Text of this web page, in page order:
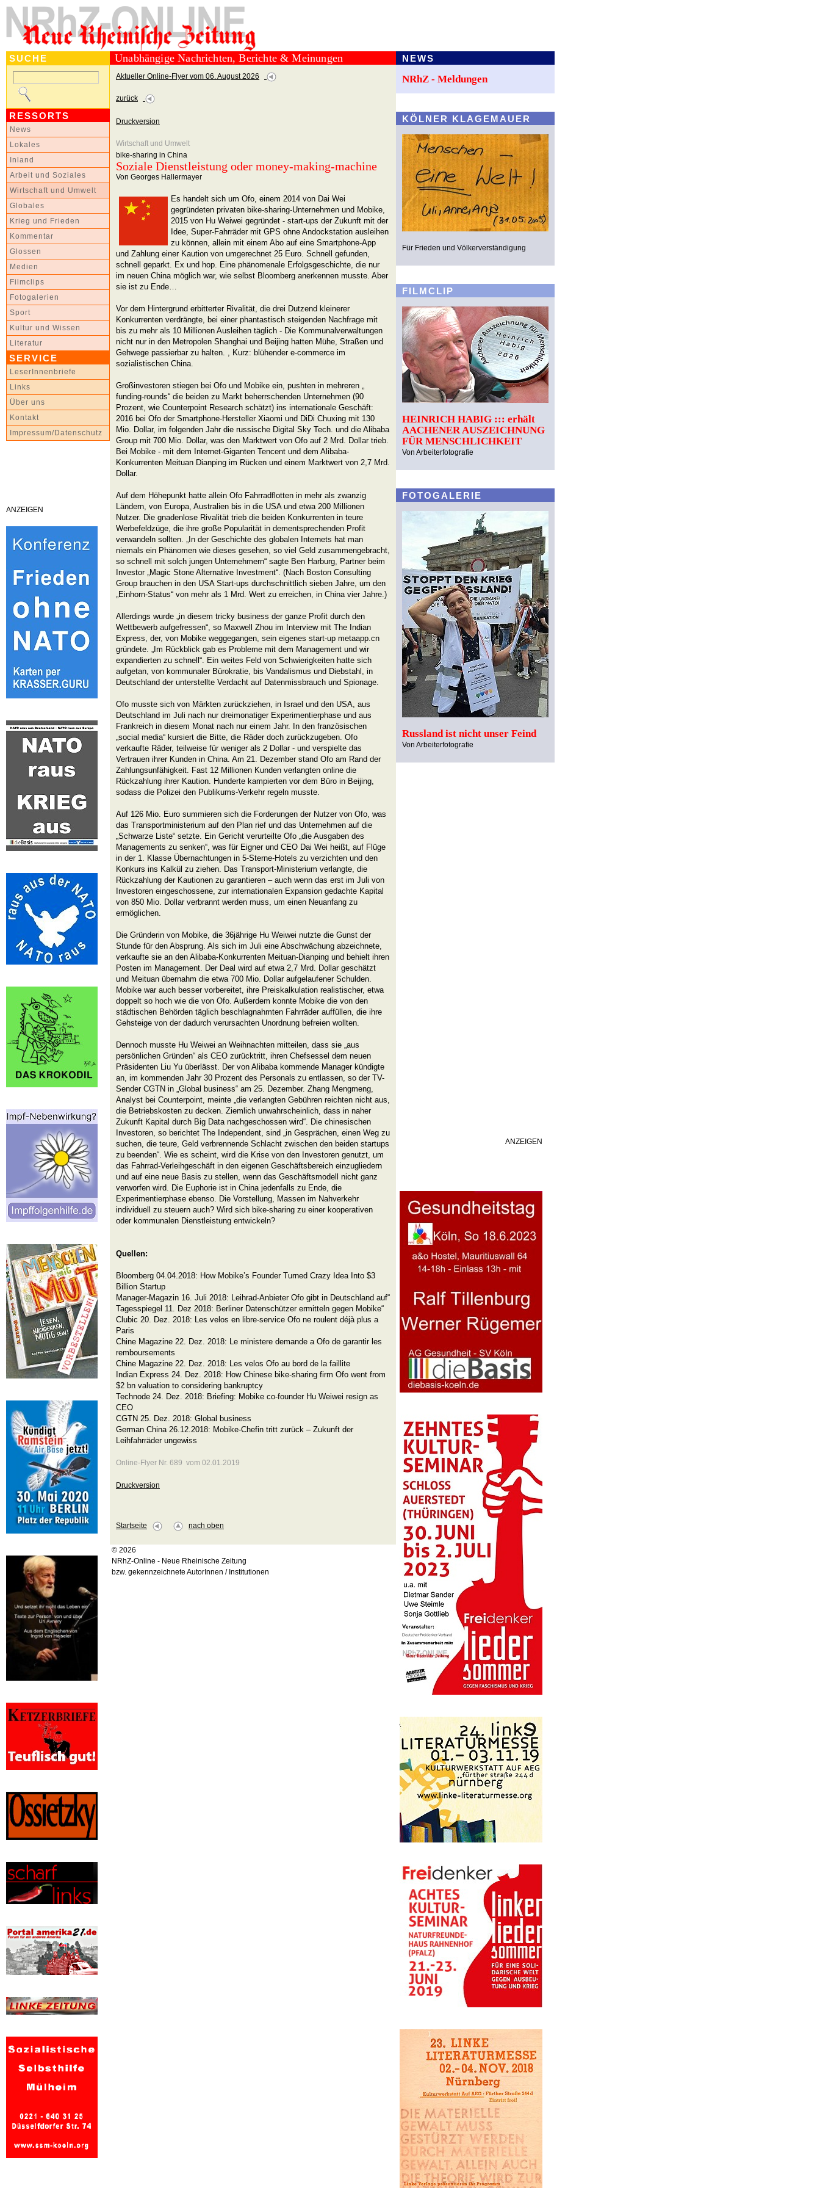
SUCHE
RESSORTS
News
Lokales
Inland
Arbeit und Soziales
Wirtschaft und Umwelt
Globales
Krieg und Frieden
Kommentar
Glossen
Medien
Filmclips
Fotogalerien
Sport
Kultur und Wissen
Literatur
SERVICE
LeserInnenbriefe
Links
Über uns
Kontakt
Impressum/Datenschutz
ANZEIGEN
Unabhängige Nachrichten, Berichte & Meinungen
Aktueller Online-Flyer vom 06. August 2026
zurück
Druckversion
Wirtschaft und Umwelt
bike-sharing in China
Soziale Dienstleistung oder money-making-machine
Von Georges Hallermayer
Es handelt sich um Ofo, einem 2014 von Dai Wei
gegründeten privaten bike-sharing-Unternehmen und Mobike,
2015 von Hu Weiwei gegründet - start-ups der Zukunft mit der
Idee, Super-Fahrräder mit GPS ohne Andockstation ausleihen
zu können, allein mit einem Abo auf eine Smartphone-App
und Zahlung einer Kaution von umgerechnet 25 Euro. Schnell gefunden,
schnell geparkt. Ex und hop. Eine phänomenale Erfolgsgeschichte, die nur
im neuen China möglich war, wie selbst Bloomberg anerkennen musste. Aber
sie ist zu Ende…
Vor dem Hintergrund erbitterter Rivalität, die drei Dutzend kleinerer
Konkurrenten verdrängte, bei einer phantastisch steigenden Nachfrage mit
bis zu mehr als 10 Millionen Ausleihen täglich - Die Kommunalverwaltungen
nicht nur in den Metropolen Shanghai und Beijing hatten Mühe, Straßen und
Gehwege passierbar zu halten. , Kurz: blühender e-commerce im
sozialistischen China.
Großinvestoren stiegen bei Ofo und Mobike ein, pushten in mehreren „
funding-rounds“ die beiden zu Markt beherrschenden Unternehmen (90
Prozent, wie Counterpoint Research schätzt) ins internationale Geschäft:
2016 bei Ofo der Smartphone-Hersteller Xiaomi und DiDi Chuxing mit 130
Mio. Dollar, im folgenden Jahr die russische Digital Sky Tech. und die Alibaba
Group mit 700 Mio. Dollar, was den Marktwert von Ofo auf 2 Mrd. Dollar trieb.
Bei Mobike - mit dem Internet-Giganten Tencent und dem Alibaba-
Konkurrenten Meituan Dianping im Rücken und einem Marktwert von 2,7 Mrd.
Dollar.
Auf dem Höhepunkt hatte allein Ofo Fahrradflotten in mehr als zwanzig
Ländern, von Europa, Australien bis in die USA und etwa 200 Millionen
Nutzer. Die gnadenlose Rivalität trieb die beiden Konkurrenten in teure
Werbefeldzüge, die ihre große Popularität in dementsprechenden Profit
verwandeln sollten. „In der Geschichte des globalen Internets hat man
niemals ein Phänomen wie dieses gesehen, so viel Geld zusammengebracht,
so schnell mit solch jungen Unternehmern“ sagte Ben Harburg, Partner beim
Investor „Magic Stone Alternative Investment“. (Nach Boston Consulting
Group brauchen in den USA Start-ups durchschnittlich sieben Jahre, um den
„Einhorn-Status“ von mehr als 1 Mrd. Wert zu erreichen, in China vier Jahre.)
Allerdings wurde „in diesem tricky business der ganze Profit durch den
Wettbewerb aufgefressen“, so Maxwell Zhou im Interview mit The Indian
Express, der, von Mobike weggegangen, sein eigenes start-up metaapp.cn
gründete. „Im Rückblick gab es Probleme mit dem Management und wir
expandierten zu schnell“. Ein weites Feld von Schwierigkeiten hatte sich
aufgetan, von kommunaler Bürokratie, bis Vandalismus und Diebstahl, in
Deutschland der unterstellte Verdacht auf Datenmissbrauch und Spionage.
Ofo musste sich von Märkten zurückziehen, in Israel und den USA, aus
Deutschland im Juli nach nur dreimonatiger Experimentierphase und aus
Frankreich in diesem Monat nach nur einem Jahr. In den französischen
„social media“ kursiert die Bitte, die Räder doch zurückzugeben. Ofo
verkaufte Räder, teilweise für weniger als 2 Dollar - und verspielte das
Vertrauen ihrer Kunden in China. Am 21. Dezember stand Ofo am Rand der
Zahlungsunfähigkeit. Fast 12 Millionen Kunden verlangten online die
Rückzahlung ihrer Kaution. Hunderte kampierten vor dem Büro in Beijing,
sodass die Polizei den Publikums-Verkehr regeln musste.
Auf 126 Mio. Euro summieren sich die Forderungen der Nutzer von Ofo, was
das Transportministerium auf den Plan rief und das Unternehmen auf die
„Schwarze Liste“ setzte. Ein Gericht verurteilte Ofo „die Ausgaben des
Managements zu senken“, was für Eigner und CEO Dai Wei heißt, auf Flüge
in der 1. Klasse Übernachtungen in 5-Sterne-Hotels zu verzichten und den
Konkurs ins Kalkül zu ziehen. Das Transport-Ministerium verlangte, die
Rückzahlung der Kautionen zu garantieren – auch wenn das erst im Juli von
Investoren eingeschossene, zur internationalen Expansion gedachte Kapital
von 850 Mio. Dollar verbrannt werden muss, um einen Neuanfang zu
ermöglichen.
Die Gründerin von Mobike, die 36jährige Hu Weiwei nutzte die Gunst der
Stunde für den Absprung. Als sich im Juli eine Abschwächung abzeichnete,
verkaufte sie an den Alibaba-Konkurrenten Meituan-Dianping und behielt ihren
Posten im Management. Der Deal wird auf etwa 2,7 Mrd. Dollar geschätzt
und Meituan übernahm die etwa 700 Mio. Dollar aufgelaufener Schulden.
Mobike war auch besser vorbereitet, ihre Preiskalkulation realistischer, etwa
doppelt so hoch wie die von Ofo. Außerdem konnte Mobike die von den
städtischen Behörden täglich beschlagnahmten Fahrräder auffüllen, die ihre
Gehsteige von der dadurch verursachten Unordnung befreien wollten.
Dennoch musste Hu Weiwei an Weihnachten mitteilen, dass sie „aus
persönlichen Gründen“ als CEO zurücktritt, ihren Chefsessel dem neuen
Präsidenten Liu Yu überlässt. Der von Alibaba kommende Manager kündigte
an, im kommenden Jahr 30 Prozent des Personals zu entlassen, so der TV-
Sender CGTN in „Global business“ am 25. Dezember. Zhang Mengmeng,
Analyst bei Counterpoint, meinte „die verlangten Gebühren reichten nicht aus,
die Betriebskosten zu decken. Ziemlich unwahrscheinlich, dass in naher
Zukunft Kapital durch Big Data nachgeschossen wird“. Die chinesischen
Investoren, so berichtet The Independent, sind „in Gesprächen, einen Weg zu
suchen, die teure, Geld verbrennende Schlacht zwischen den beiden startups
zu beenden“. Wie es scheint, wird die Krise von den Investoren genutzt, um
das Fahrrad-Verleihgeschäft in den eigenen Geschäftsbereich einzugliedern
und auf eine neue Basis zu stellen, wenn das Geschäftsmodell nicht ganz
verworfen wird. Die Euphorie ist in China jedenfalls zu Ende, die
Experimentierphase ebenso. Die Vorstellung, Massen im Nahverkehr
individuell zu steuern auch? Wird sich bike-sharing zu einer kooperativen
oder kommunalen Dienstleistung entwickeln?
Quellen:
Bloomberg 04.04.2018: How Mobike’s Founder Turned Crazy Idea Into $3
Billion Startup
Manager-Magazin 16. Juli 2018: Leihrad-Anbieter Ofo gibt in Deutschland auf“
Tagesspiegel 11. Dez 2018: Berliner Datenschützer ermitteln gegen Mobike“
Clubic 20. Dez. 2018: Les velos en libre-service Ofo ne roulent déjà plus a
Paris
Chine Magazine 22. Dez. 2018: Le ministere demande a Ofo de garantir les
remboursements
Chine Magazine 22. Dez. 2018: Les velos Ofo au bord de la faillite
Indian Express 24. Dez. 2018: How Chinese bike-sharing firm Ofo went from
$2 bn valuation to considering bankruptcy
Technode 24. Dez. 2018: Briefing: Mobike co-founder Hu Weiwei resign as
CEO
CGTN 25. Dez. 2018: Global business
German China 26.12.2018: Mobike-Chefin tritt zurück – Zukunft der
Leihfahrräder ungewiss
Online-Flyer Nr. 689 vom 02.01.2019
Druckversion
Startseite nach oben
© 2026
NRhZ-Online - Neue Rheinische Zeitung
bzw. gekennzeichnete AutorInnen / Institutionen
NEWS
NRhZ - Meldungen
KÖLNER KLAGEMAUER
Für Frieden und Völkerverständigung
FILMCLIP
HEINRICH HABIG ::: erhält
AACHENER AUSZEICHNUNG
FÜR MENSCHLICHKEIT
Von Arbeiterfotografie
FOTOGALERIE
Russland ist nicht unser Feind
Von Arbeiterfotografie
ANZEIGEN